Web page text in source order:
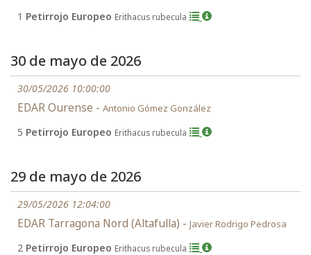
1 Petirrojo Europeo Erithacus rubecula
30 de mayo de 2026
30/05/2026 10:00:00
EDAR Ourense - Antonio Gómez González
5 Petirrojo Europeo Erithacus rubecula
29 de mayo de 2026
29/05/2026 12:04:00
EDAR Tarragona Nord (Altafulla) - Javier Rodrigo Pedrosa
2 Petirrojo Europeo Erithacus rubecula